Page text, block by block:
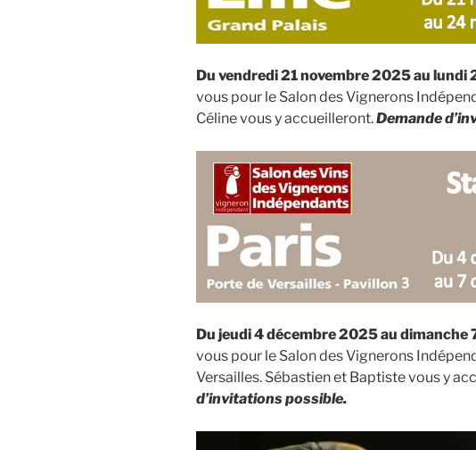
Du vendredi 21 novembre 2025 au
vous pour le Salon des Vignerons
Céline vous y accueilleront.Demande
Du jeudi 4 décembre 2025 au dimanche
vous pour le Salon des Vignerons
Versailles. Sébastien et Baptiste vous y
d’invitations possible.